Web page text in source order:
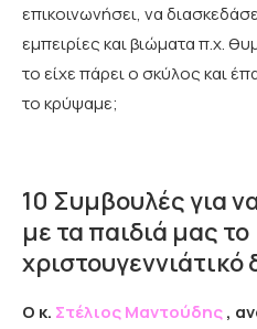
επικοινωνήσει, να
εμπειρίες και βιώματα π.χ.
το είχε πάρει ο σκύλος και
το κρύψαμε;
10 Συμβουλές για
με τα παιδιά μας το
χριστουγεννιάτικό
Ο κ. Στέλιος Μαντούδης,